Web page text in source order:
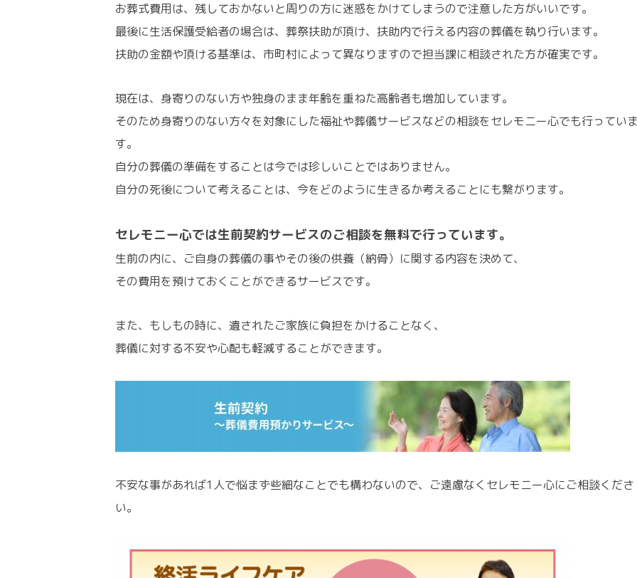
お葬式費用は、残しておかないと周りの方に迷惑をかけてしまうので注意した方がいいです。
最後に生活保護受給者の場合は、葬祭扶助が頂け、扶助内で行える内容の葬儀を執り行います。
扶助の金額や頂ける基準は、市町村によって異なりますので担当課に相談された方が確実です。
現在は、身寄りのない方や独身のまま年齢を重ねた高齢者も増加しています。
そのため身寄りのない方々を対象にした福祉や葬儀サービスなどの相談をセレモニー心でも行ってい
す。
自分の葬儀の準備をすることは今では珍しいことではありません。
自分の死後について考えることは、今をどのように生きるか考えることにも繋がります。
セレモニー心では生前契約サービスのご相談を無料で行っています。
生前の内に、ご自身の葬儀の事やその後の供養（納骨）に関する内容を決めて、
その費用を預けておくことができるサービスです。
また、もしもの時に、遺されたご家族に負担をかけることなく、
葬儀に対する不安や心配も軽減することができます。
不安な事があれば1人で悩まず些細なことでも構わないので、ご遠慮なくセレモニー心にご相談くださ
い。